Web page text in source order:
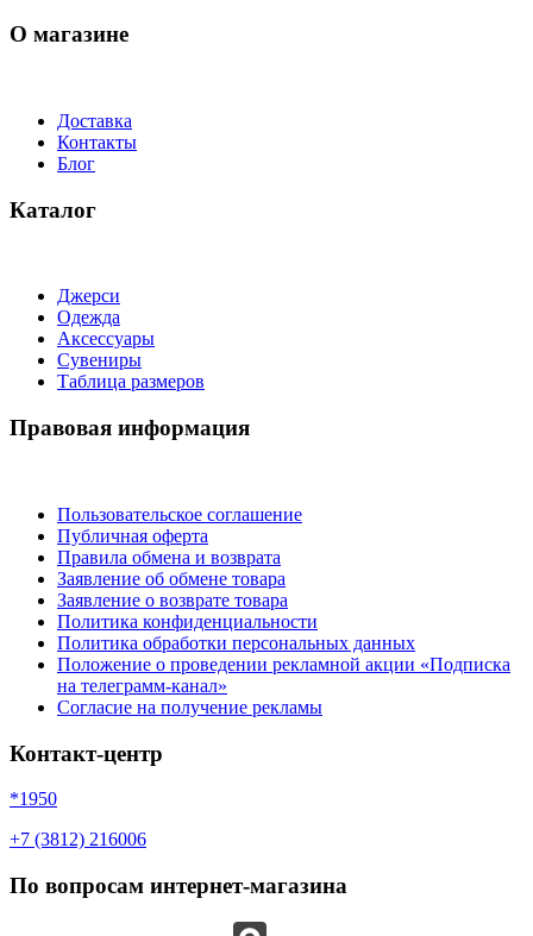
О магазине
Доставка
Контакты
Блог
Каталог
Джерси
Одежда
Аксессуары
Сувениры
Таблица размеров
Правовая информация
Пользовательское соглашение
Публичная оферта
Правила обмена и возврата
Заявление об обмене товара
Заявление о возврате товара
Политика конфиденциальности
Политика обработки персональных данных
Положение о проведении рекламной акции «Подписка
на телеграмм-канал»
Согласие на получение рекламы
Контакт-центр
*1950
+7 (3812) 216006
По вопросам интернет-магазина